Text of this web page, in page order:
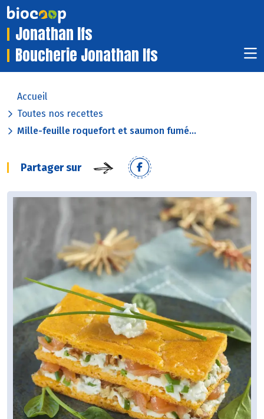
Jonathan Ifs
Boucherie Jonathan Ifs
Accueil
Toutes nos recettes
Mille-feuille roquefort et saumon fumé...
Partager sur